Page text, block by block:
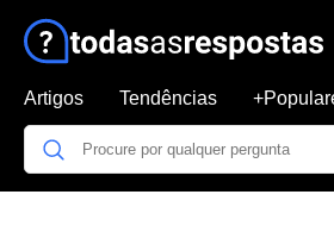
Artigos Tendências